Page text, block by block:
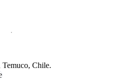
Temuco, Chile.